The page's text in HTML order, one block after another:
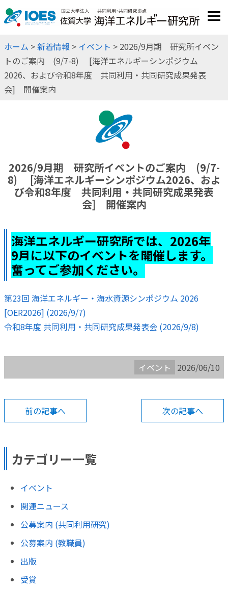
JP
EN
ホーム >新着情報 > イベント > 2026/9月期 研究所イベン
トのご案内 (9/7-8) [海洋エネルギーシンポジウム
2026、および令和8年度 共同利用・共同研究成果発表
会] 開催案内
カテゴリー一覧
イベント
関連ニュース
公募案内 (共同利用研究)
公募案内 (教職員)
出版
受賞
2026/9月期 研究所イベントのご案内 (9/7-
8) [海洋エネルギーシンポジウム2026、およ
び令和8年度 共同利用・共同研究成果発表
会] 開催案内
海洋エネルギー研究所では、2026年
9月に以下のイベントを開催します。
奮ってご参加ください。
第23回 海洋エネルギー・海水資源シンポジウム 2026
[OER2026] (2026/9/7)
令和8年度 共同利用・共同研究成果発表会 (2026/9/8)
イベント 2026/06/10
前の記事へ 次の記事へ